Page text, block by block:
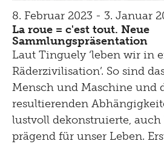
8. Februar 2023 - 3. Januar
La roue = c'est tout. Neue
Sammlungspräsentation
Laut Tinguely ‘leben wir in
Räderzivilisation’. So sind
Mensch und Maschine und
resultierenden
lustvoll dekonstruierte,
prägend für unser Leben.